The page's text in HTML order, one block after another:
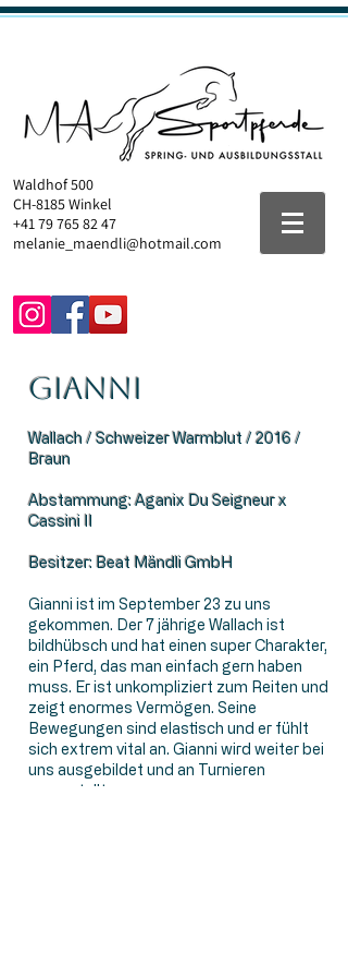
Waldhof 500
CH-8185 Winkel
+41 79 765 82 47
melanie_maendli@hotmail.com
Gianni
Wallach /Schweizer Warmblut/ 2016 /
Braun​
Abstammung: Aganix Du Seigneur x
Cassini II
Besitzer: Beat Mändli GmbH
Gianni ist im September 23 zu uns
gekommen. Der 7 jährige Wallach ist
bildhübsch und hat einen super Charakter,
ein Pferd, das man einfach gern haben
muss. Er ist unkompliziert zum Reiten und
zeigt enormes Vermögen. Seine
Bewegungen sind elastisch und er fühlt
sich extrem vital an. Gianni wird weiter bei
uns ausgebildet und an Turnieren
vorgestellt.